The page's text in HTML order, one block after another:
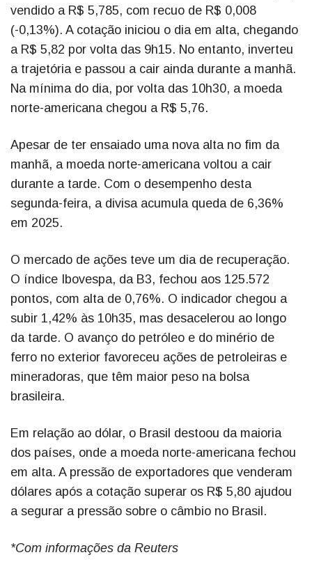
vendido a R$ 5,785, com recuo de R$ 0,008
(-0,13%). A cotação iniciou o dia em alta, chegando
a R$ 5,82 por volta das 9h15. No entanto, inverteu
a trajetória e passou a cair ainda durante a manhã.
Na mínima do dia, por volta das 10h30, a moeda
norte-americana chegou a R$ 5,76.
Apesar de ter ensaiado uma nova alta no fim da
manhã, a moeda norte-americana voltou a cair
durante a tarde. Com o desempenho desta
segunda-feira, a divisa acumula queda de 6,36%
em 2025.
O mercado de ações teve um dia de recuperação.
O índice Ibovespa, da B3, fechou aos 125.572
pontos, com alta de 0,76%. O indicador chegou a
subir 1,42% às 10h35, mas desacelerou ao longo
da tarde. O avanço do petróleo e do minério de
ferro no exterior favoreceu ações de petroleiras e
mineradoras, que têm maior peso na bolsa
brasileira.
Em relação ao dólar, o Brasil destoou da maioria
dos países, onde a moeda norte-americana fechou
em alta. A pressão de exportadores que venderam
dólares após a cotação superar os R$ 5,80 ajudou
a segurar a pressão sobre o câmbio no Brasil.
*Com informações da Reuters